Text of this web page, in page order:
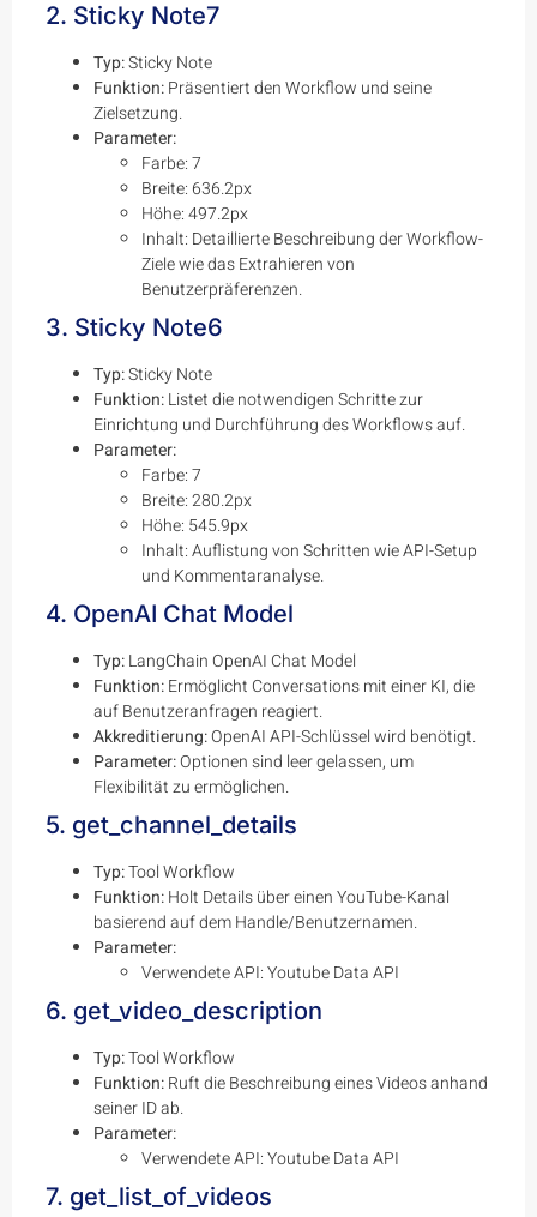
2. Sticky Note7
Typ:Sticky Note
Funktion:Präsentiert den Workflow und seine
Zielsetzung.
Parameter:
Farbe: 7
Breite: 636.2px
Höhe: 497.2px
Inhalt: Detaillierte Beschreibung der Workflow-
Ziele wie das Extrahieren von
Benutzerpräferenzen.
3. Sticky Note6
Typ:Sticky Note
Funktion:Listet die notwendigen Schritte zur
Einrichtung und Durchführung des Workflows auf.
Parameter:
Farbe: 7
Breite: 280.2px
Höhe: 545.9px
Inhalt: Auflistung von Schritten wie API-Setup
und Kommentaranalyse.
4. OpenAI Chat Model
Typ:LangChain OpenAI Chat Model
Funktion:Ermöglicht Conversations mit einer KI, die
auf Benutzeranfragen reagiert.
Akkreditierung:OpenAI API-Schlüssel wird benötigt.
Parameter:Optionen sind leer gelassen, um
Flexibilität zu ermöglichen.
5. get_channel_details
Typ:Tool Workflow
Funktion:Holt Details über einen YouTube-Kanal
basierend auf dem Handle/Benutzernamen.
Parameter:
Verwendete API: Youtube Data API
6. get_video_description
Typ:Tool Workflow
Funktion:Ruft die Beschreibung eines Videos anhand
seiner ID ab.
Parameter:
Verwendete API: Youtube Data API
7. get_list_of_videos